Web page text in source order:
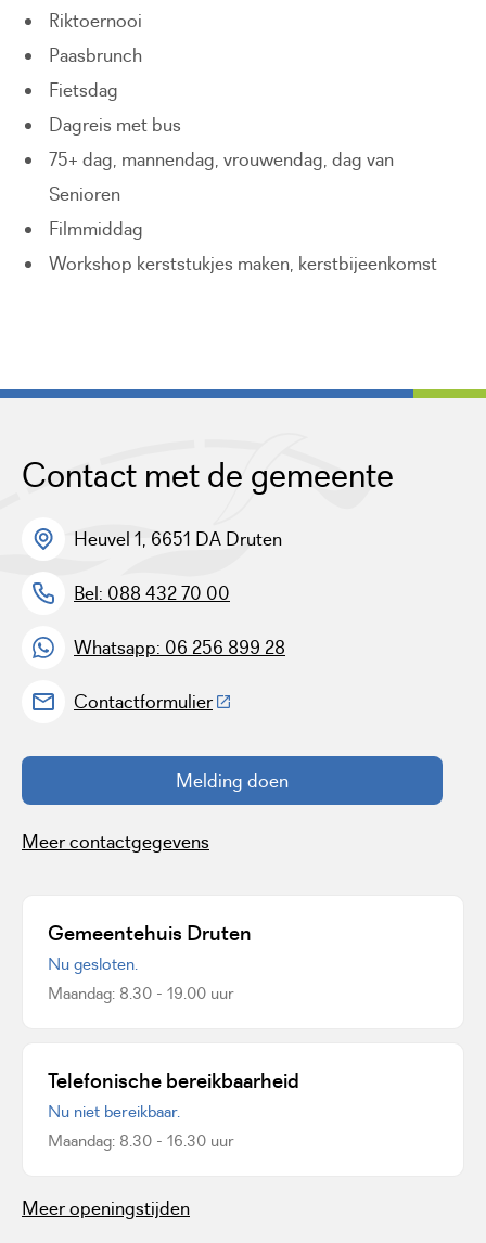
Riktoernooi
Paasbrunch
Fietsdag
Dagreis met bus
75+ dag, mannendag, vrouwendag, dag van
Senioren
Filmmiddag
Workshop kerststukjes maken, kerstbijeenkomst
Contact met de gemeente
Heuvel 1, 6651 DA Druten
Bel: 088 432 70 00
Whatsapp: 06 256 899 28
Contactformulier(Deze link gaat naar een externe
Melding doen
Meer contactgegevens
Gemeentehuis Druten
Nu gesloten.
Maandag: 8.30 - 19.00 uur
Telefonische bereikbaarheid
Nu niet bereikbaar.
Maandag: 8.30 - 16.30 uur
Meer openingstijden